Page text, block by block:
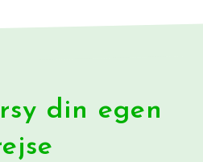
din egen